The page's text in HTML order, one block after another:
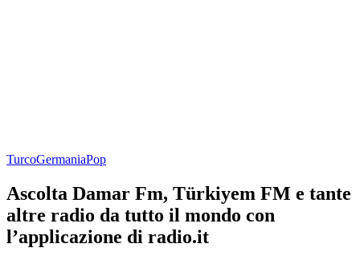
TurcoGermaniaPop
Ascolta Damar Fm, Türkiyem FM e tante
altre radio da tutto il mondo con
l’applicazione di radio.it